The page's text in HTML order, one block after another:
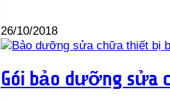
26/10/2018
Gói bảo dưỡng sửa